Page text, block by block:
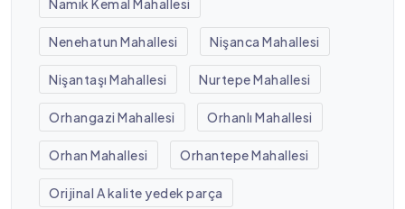
Namık Kemal Mahallesi
Nenehatun Mahallesi Nişanca Mahallesi
Nişantaşı Mahallesi Nurtepe Mahallesi
Orhangazi Mahallesi Orhanlı Mahallesi
Orhan Mahallesi Orhantepe Mahallesi
Orijinal A kalite yedek parça